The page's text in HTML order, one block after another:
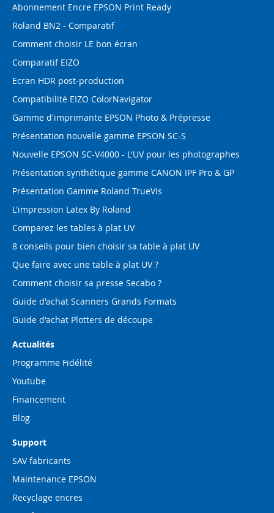
Abonnement Encre EPSON Print Ready
Roland BN2 - Comparatif
Comment choisir LE bon écran
Comparatif EIZO
Ecran HDR post-production
Compatibilité EIZO ColorNavigator
Gamme d'imprimante EPSON Photo & Prépresse
Présentation nouvelle gamme EPSON SC-S
Nouvelle EPSON SC-V4000 - L'UV pour les photographes
Présentation synthétique gamme CANON IPF Pro & GP
Présentation Gamme Roland TrueVis
L'impression Latex By Roland
Comparez les tables à plat UV
8 conseils pour bien choisir sa table à plat UV
Que faire avec une table à plat UV ?
Comment choisir sa presse Secabo ?
Guide d'achat Scanners Grands Formats
Guide d'achat Plotters de découpe
Actualités
Programme Fidélité
Youtube
Financement
Blog
Support
SAV fabricants
Maintenance EPSON
Recyclage encres